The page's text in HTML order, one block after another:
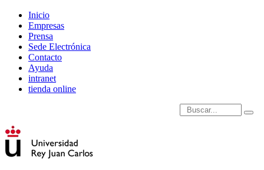
Inicio
Empresas
Prensa
Sede Electrónica
Contacto
Ayuda
intranet
tienda online
Introduce términos de